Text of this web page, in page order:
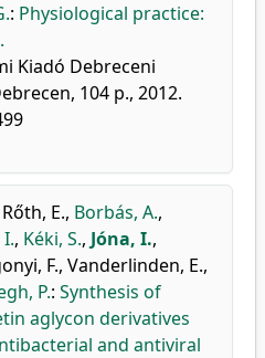
: Physiological practice:
Kiadó Debreceni
104 p., 2012.
Rőth, E., Borbás, A.,
, Kéki, S., Jóna, I.,
F., Vanderlinden, E.,
P.: Synthesis of
aglycon derivatives
and antiviral